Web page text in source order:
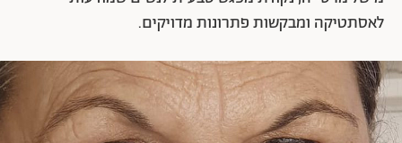
לאסתטיקה ומבקשות פתרונות מדויקים.